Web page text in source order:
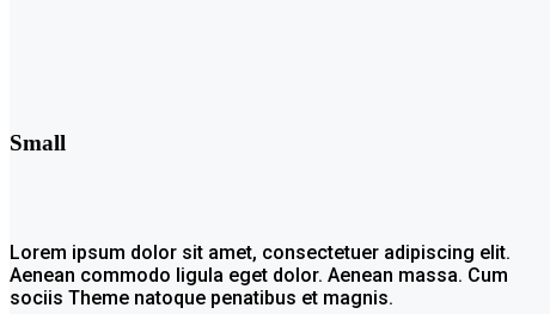
Small
Lorem ipsum dolor sit amet, consectetuer adipiscing elit.
Aenean commodo ligula eget dolor. Aenean massa. Cum
sociis Theme natoque penatibus et magnis.